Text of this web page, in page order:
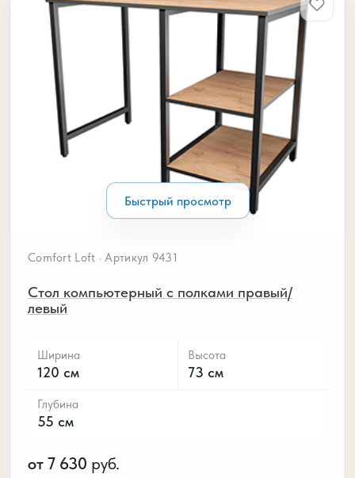
Быстрый просмотр
Comfort Loft · Артикул 9431
Стол компьютерный с полками правый/
левый
Ширина
120 см
Высота
73 см
Глубина
55 см
от 7 630 руб.